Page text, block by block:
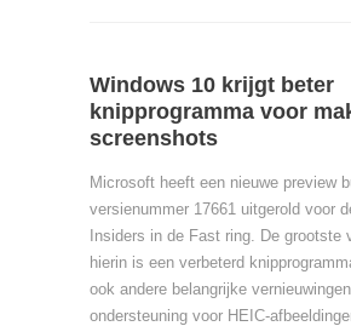
Windows 10 krijgt beter
knipprogramma voor
screenshots
Microsoft heeft een nieuwe preview
versienummer 17661 uitgerold voor
Insiders in de Fast ring. De grootste
hierin is een verbeterd
ook andere belangrijke
ondersteuning voor HEIC-